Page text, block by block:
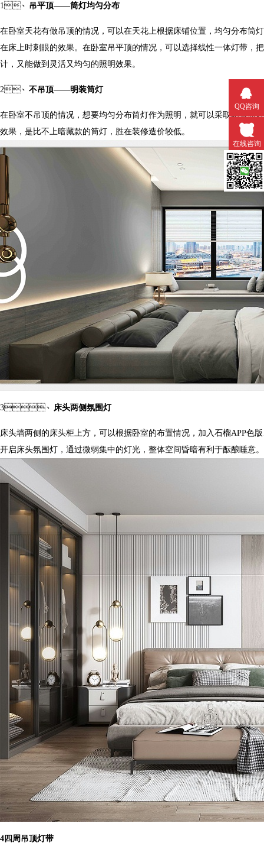
1、 吊平顶——筒灯均匀分布
在卧室天花有做吊顶的情况，可以在天花上根据床铺位置，均匀分布筒
在床上时刺眼的效果。在卧室吊平顶的情况，可以选择线性一体灯带
计，又能做到灵活又均匀的照明效果。
2、 不吊顶——明装筒灯
在卧室不吊顶的情况，想要均匀分布筒灯作为照明，就可以采取明装筒
效果，是比不上暗藏款的筒灯，胜在装修造价较低。
3、 床头两侧氛围灯
床头墙两侧的床头柜上方，可以根据卧室的布置情况，加入石榴APP色版
开启床头氛围灯，通过微弱集中的灯光，整体空间昏暗有利于酝酿睡意。
4 四周吊顶灯带
QQ咨询
在线咨询
微信扫一扫